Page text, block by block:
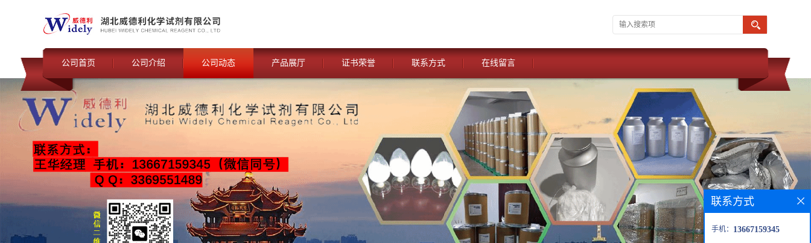
公司首页 公司介绍 公司动态 产品展厅 证书荣誉 联系方式 在线留言
联系方式
手机： 13667159345